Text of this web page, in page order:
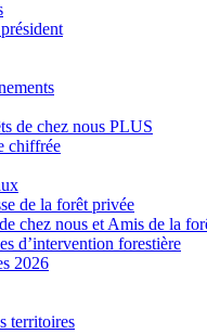
de chez nous PLUS
chiffrée
de la forêt privée
chez nous et Amis de la
d’intervention forestière
2026
territoires